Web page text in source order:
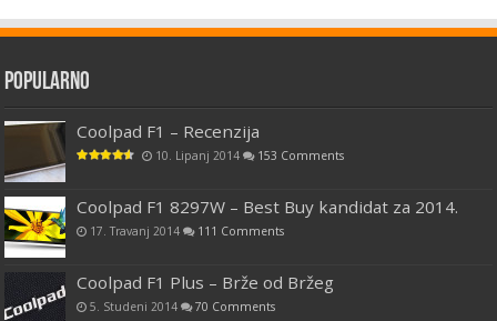
Popularno
Coolpad F1 – Recenzija
10. Lipanj 2014 153 Comments
Coolpad F1 8297W – Best Buy kandidat za 2014.
17. Travanj 2014 111 Comments
Coolpad F1 Plus – Brže od Bržeg
5. Studeni 2014 70 Comments